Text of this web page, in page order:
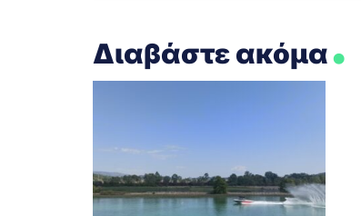
Διαβάστε ακόμα.